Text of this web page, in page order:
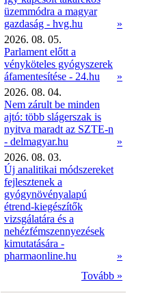
üzemmódra a magyar
gazdaság - hvg.hu
»
2026. 08. 05.
Parlament előtt a
vényköteles gyógyszerek
áfamentesítése - 24.hu
»
2026. 08. 04.
Nem zárult be minden
ajtó: több slágerszak is
nyitva maradt az SZTE-n
- delmagyar.hu
»
2026. 08. 03.
Új analitikai módszereket
fejlesztenek a
gyógynövényalapú
étrend-kiegészítők
vizsgálatára és a
nehézfémszennyezések
kimutatására -
pharmaonline.hu
»
Tovább »